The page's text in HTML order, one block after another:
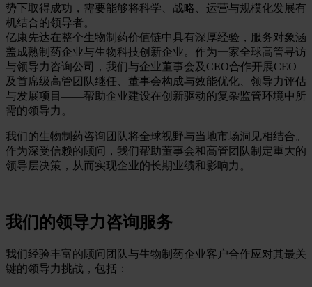
势下取得成功，需要能够将科学、战略、运营与规模化发展有
机结合的领导者。
亿康先达在整个生物制药价值链中具有深厚经验，服务对象涵
盖成熟制药企业与生物科技创新企业。作为一家全球高管寻访
与领导力咨询公司，我们与企业董事会及CEO合作开展CEO
及首席级高管团队继任、董事会构成与效能优化、领导力评估
与发展项目——帮助企业建设在创新驱动的复杂监管环境中所
需的领导力。
我们的生物制药咨询团队将全球视野与当地市场洞见相结合。
作为深受信赖的顾问，我们帮助董事会和高管团队制定重大的
领导层决策，从而实现企业的长期业绩和影响力。
我们的领导力咨询服务
我们经验丰富的顾问团队与生物制药企业客户合作应对其最关
键的领导力挑战，包括：